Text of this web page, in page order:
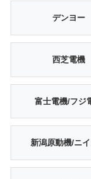
デンヨー
西芝電機
富士電機/フジ
新潟原動機/ニ